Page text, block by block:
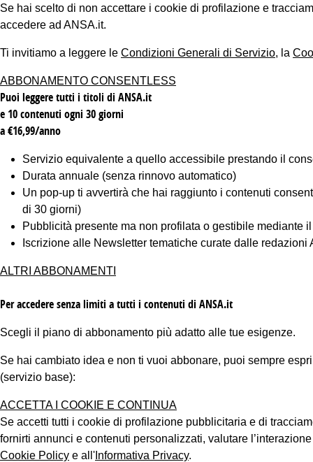
Se hai scelto di non accettare i cookie di profilazione e
accedere ad ANSA.it.
Ti invitiamo a leggere le Condizioni Generali di Servizio, la
ABBONAMENTO CONSENTLESS
Puoi leggere tutti i titoli di ANSA.it
e 10 contenuti ogni 30 giorni
a €16,99/anno
Servizio equivalente a quello accessibile prestando il
Durata annuale (senza rinnovo automatico)
Un pop-up ti avvertirà che hai raggiunto i contenuti
di 30 giorni)
Pubblicità presente ma non profilata o gestibile mediante
Iscrizione alle Newsletter tematiche curate dalle redazioni
ALTRI ABBONAMENTI
Per accedere senza limiti a tutti i contenuti di ANSA.it
Scegli il piano di abbonamento più adatto alle tue esigenze.
Se hai cambiato idea e non ti vuoi abbonare, puoi sempre
(servizio base):
ACCETTA I COOKIE E CONTINUA
Se accetti tutti i cookie di profilazione pubblicitaria e di
fornirti annunci e contenuti personalizzati, valutare
Cookie Policy e all' Informativa Privacy.